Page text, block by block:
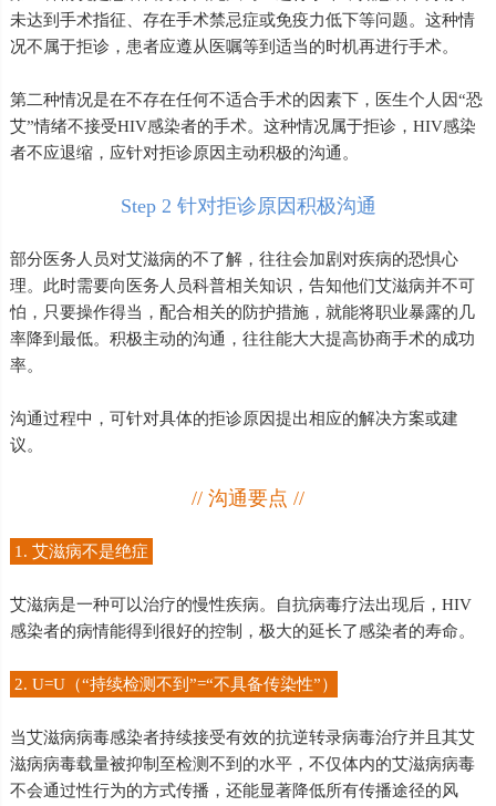
未达到手术指征、存在手术禁忌症或免疫力低下等问题。这种情
况不属于拒诊，患者应遵从医嘱等到适当的时机再进行手术。
第二种情况是在不存在任何不适合手术的因素下，医生个人因“恐
艾”情绪不接受HIV感染者的手术。这种情况属于拒诊，HIV感染
者不应退缩，应针对拒诊原因主动积极的沟通。
Step 2 针对拒诊原因积极沟通
部分医务人员对艾滋病的不了解，往往会加剧对疾病的恐惧心
理。此时需要向医务人员科普相关知识，告知他们艾滋病并不可
怕，只要操作得当，配合相关的防护措施，就能将职业暴露的几
率降到最低。积极主动的沟通，往往能大大提高协商手术的成功
率。
沟通过程中，可针对具体的拒诊原因提出相应的解决方案或建
议。
// 沟通要点 //
1. 艾滋病不是绝症
艾滋病是一种可以治疗的慢性疾病。自抗病毒疗法出现后，HIV
感染者的病情能得到很好的控制，极大的延长了感染者的寿命。
2. U=U（“持续检测不到”=“不具备传染性”）
当艾滋病病毒感染者持续接受有效的抗逆转录病毒治疗并且其艾
滋病病毒载量被抑制至检测不到的水平，不仅体内的艾滋病病毒
不会通过性行为的方式传播，还能显著降低所有传播途径的风